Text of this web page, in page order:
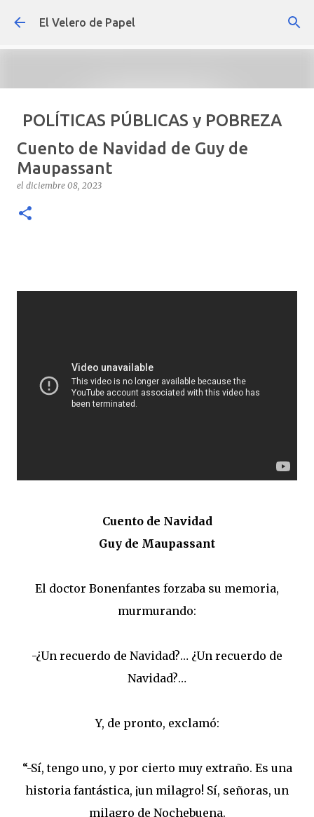
Ir al contenido principal
El Velero de Papel
POLÍTICAS PÚBLICAS y POBREZA
POR ARTURO MOLINA
el septiembre 22, 2024
OPINIÓN POLÍTICAS PÚBLICAS Y POBREZA
Cuento de Navidad de Guy de
Maupassant
el diciembre 08, 2023
Cuento de Navidad
Guy de Maupassant
El doctor Bonenfantes forzaba su memoria,
murmurando:
-¿Un recuerdo de Navidad?… ¿Un recuerdo de
Navidad?…
Y, de pronto, exclamó:
“-Sí, tengo uno, y por cierto muy extraño. Es una
historia fantástica, ¡un milagro! Sí, señoras, un
milagro de Nochebuena.